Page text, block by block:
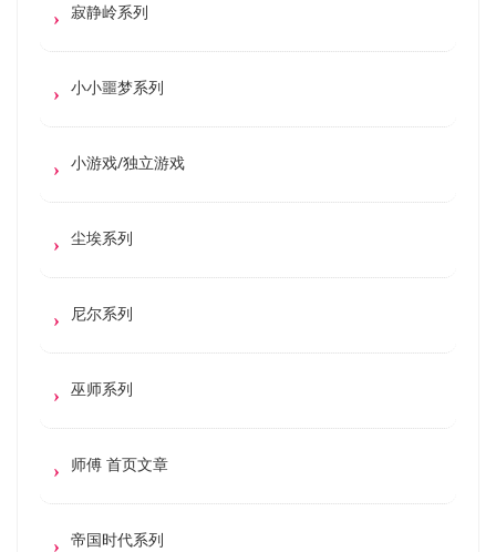
寂静岭系列
小小噩梦系列
小游戏/独立游戏
尘埃系列
尼尔系列
巫师系列
师傅 首页文章
帝国时代系列